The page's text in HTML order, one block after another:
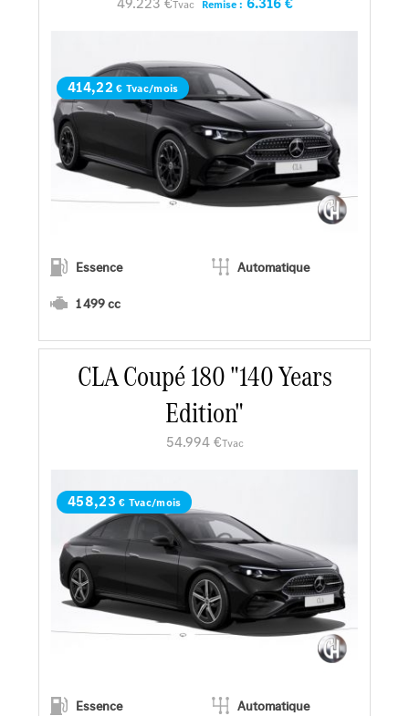
Demander une offre
414,22 € Tvac/mois
Tvac Remise :
Essence
Automatique
1 499 cc
En savoir plus
Faire un essai
458,23 € Tvac/mois
CLA Coupé 180 "140 Years
Edition"
54.994 €Tvac
Essence
Automatique